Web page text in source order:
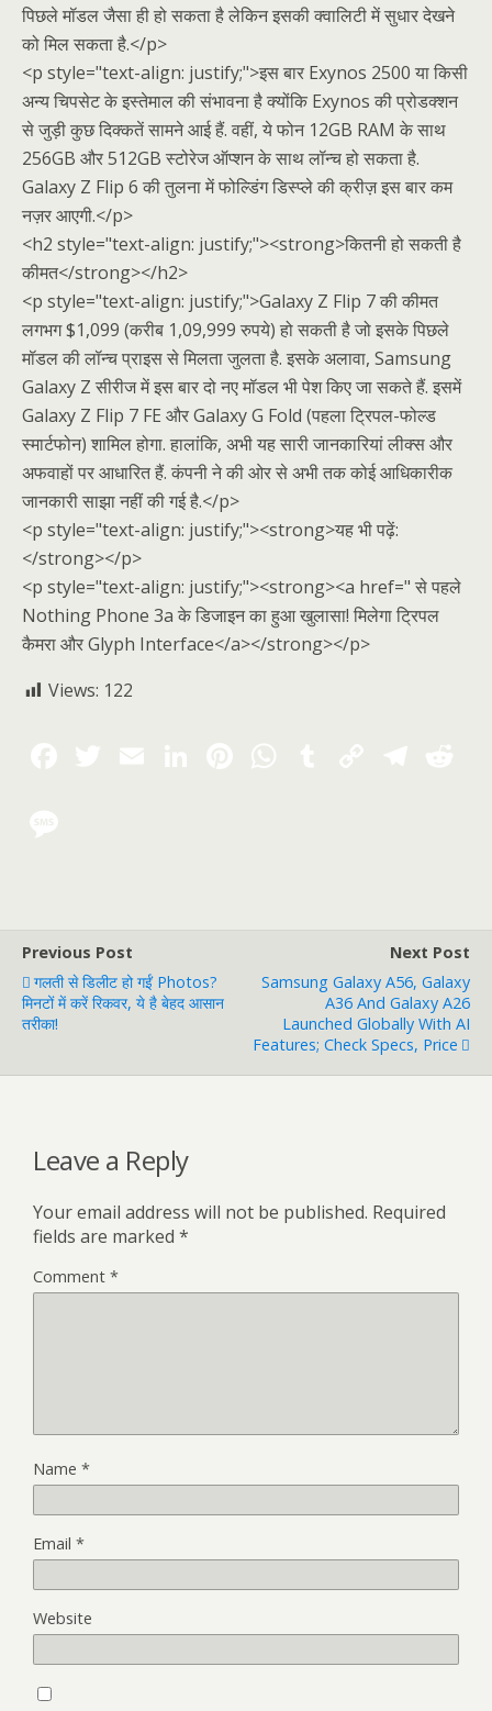
पिछले मॉडल जैसा ही हो सकता है लेकिन इसकी क्वालिटी में सुधार देखने
को मिल सकता है.</p>
<p style="text-align: justify;">इस बार Exynos 2500 या किसी
अन्य चिपसेट के इस्तेमाल की संभावना है क्योंकि Exynos की प्रोडक्शन
से जुड़ी कुछ दिक्कतें सामने आई हैं. वहीं, ये फोन 12GB RAM के साथ
256GB और 512GB स्टोरेज ऑप्शन के साथ लॉन्च हो सकता है.
Galaxy Z Flip 6 की तुलना में फोल्डिंग डिस्प्ले की क्रीज़ इस बार कम
नज़र आएगी.</p>
<h2 style="text-align: justify;"><strong>कितनी हो सकती है
कीमत</strong></h2>
<p style="text-align: justify;">Galaxy Z Flip 7 की कीमत
लगभग $1,099 (करीब 1,09,999 रुपये) हो सकती है जो इसके पिछले
मॉडल की लॉन्च प्राइस से मिलता जुलता है. इसके अलावा, Samsung
Galaxy Z सीरीज में इस बार दो नए मॉडल भी पेश किए जा सकते हैं. इसमें
Galaxy Z Flip 7 FE और Galaxy G Fold (पहला ट्रिपल-फोल्ड
स्मार्टफोन) शामिल होगा. हालांकि, अभी यह सारी जानकारियां लीक्स और
अफवाहों पर आधारित हैं. कंपनी ने की ओर से अभी तक कोई आधिकारीक
जानकारी साझा नहीं की गई है.</p>
<p style="text-align: justify;"><strong>यह भी पढ़ें:
</strong></p>
<p style="text-align: justify;"><strong><a href=" से पहले
Nothing Phone 3a के डिजाइन का हुआ खुलासा! मिलेगा ट्रिपल
कैमरा और Glyph Interface</a></strong></p>
Views: 122
Previous Post
गलती से डिलीट हो गईं Photos?
मिनटों में करें रिकवर, ये है बेहद आसान
तरीका!
Next Post
Samsung Galaxy A56, Galaxy
A36 And Galaxy A26
Launched Globally With AI
Features; Check Specs, Price
Leave a Reply
Your email address will not be published. Required
fields are marked *
Comment *
Name *
Email *
Website